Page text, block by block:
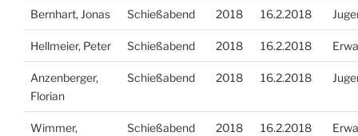
Bernhart, Jonas Schießabend 2018 16.2.2018
Hellmeier, Peter Schießabend 2018 16.2.2018
Anzenberger,
Florian
Schießabend 2018 16.2.2018
Wimmer,
Schießabend 2018 16.2.2018